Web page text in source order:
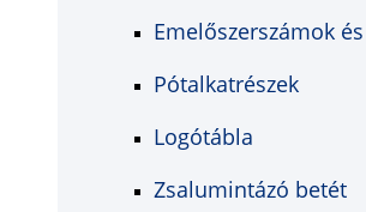
Emelőszerszámok
Pótalkatrészek
Logótábla
Zsalumintázó betét